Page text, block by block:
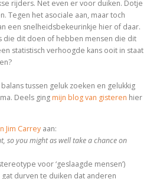
rijders. Net even er voor duiken. Dotje
Tegen het asociale aan, maar toch
een snelheidsbekeurinkje hier of daar.
die dit doen of hebben mensen die dit
statistisch verhoogde kans ooit in staat
tussen geluk zoeken en gelukkig
Deels ging mijn blog van gisteren hier
Jim Carrey aan:
so you might as well take a chance on
voor ‘geslaagde mensen’)
durven te duiken dat anderen